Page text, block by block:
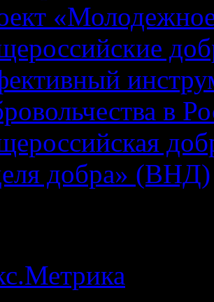
«Молодежное
в
добра» (ВНД)